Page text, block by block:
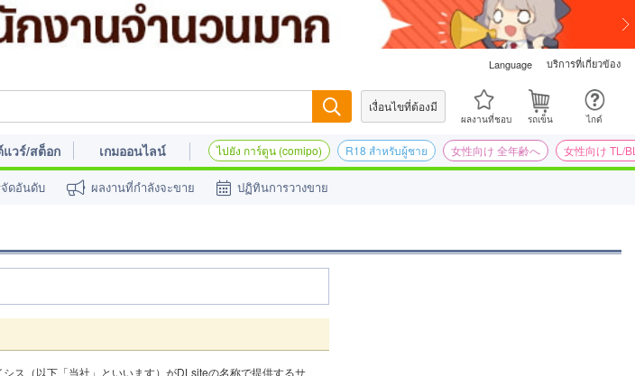
Language บริการที่เกี่ยวข้อง
ค้นหาเงื่อนไขที่ต้องมี
ผลงานที่ชอบ รถเข็น ไกด์
วร์/สต็อก เกมออนไลน์ ไปยัง การ์ตูน (comipo) R18 สำหรับผู้ชาย 女性向け 全年齢へ 女性向け TL/
ดอันดับ ผลงานที่กำลังจะขาย ปฏิทินการวางขาย
ス（以下「当社」といいます）がDLsiteの名称で提供するサ